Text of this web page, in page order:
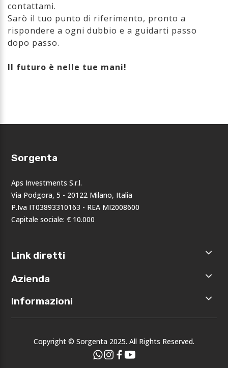
contattami.
Sarò il tuo punto di riferimento, pronto a
rispondere a ogni dubbio e a guidarti passo
dopo passo.
Il futuro è nelle tue mani!
Sorgenta
Aps Investments S.r.l.
Via Podgora, 5 - 20122 Milano, Italia
P.Iva IT03893310163 - REA MI2008600
Capitale sociale: € 10.000
Link diretti
Home
Accedi
Registrati
Azienda
Chi siamo
I nostri
Eventi
Informazioni
Privacy
CondizioniCopyright © Sorgenta 2025. All Rights Reserved.